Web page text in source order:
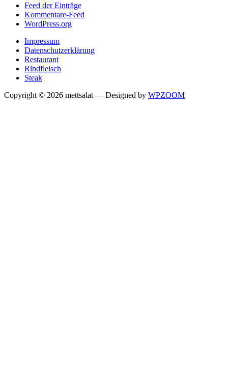
Feed der Einträge
Kommentare-Feed
WordPress.org
Impressum
Datenschutzerklärung
Restaurant
Rindfleisch
Steak
Copyright © 2026 mettsalat — Designed by WPZOOM